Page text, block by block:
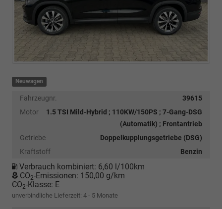
Neuwagen
Fahrzeugnr.
39615
Motor
1.5 TSI Mild-Hybrid ; 110KW/150PS ; 7-Gang-DSG
(Automatik) ; Frontantrieb
Getriebe
Doppelkupplungsgetriebe (DSG)
Kraftstoff
Benzin
Verbrauch kombiniert: 6,60 l/100km
CO2-Emissionen: 150,00 g/km
CO2-Klasse: E
unverbindliche Lieferzeit: 4 - 5 Monate